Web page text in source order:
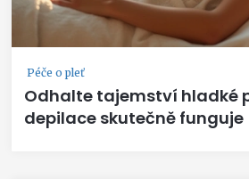
Péče o pleť
Odhalte tajemství hladké
depilace skutečně funguje